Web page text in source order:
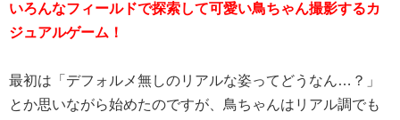
いろんなフィールドで探索して可愛い鳥ちゃん撮影するカ
ジュアルゲーム！
最初は「デフォルメ無しのリアルな姿ってどうなん…？」
とか思いながら始めたのですが、鳥ちゃんはリアル調でも